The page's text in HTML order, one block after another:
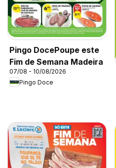
Pingo DocePoupe este
Fim de Semana Madeira
07/08 - 10/08/2026
Pingo Doce